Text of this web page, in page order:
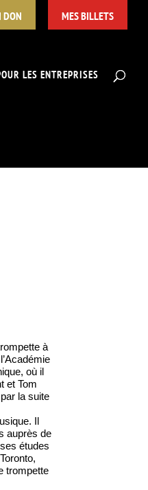
DON MES BILLETS
LES ENTREPRISES
à
où il
et Tom
la suite
Il
auprès de
études
trompette